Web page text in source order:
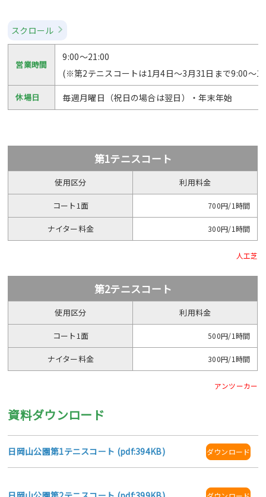
スクロール
営業時間
9:00～21:00
(※第2テニスコートは1月4日～3月31日まで9:00～
休場日 毎週月曜日（祝日の場合は翌日）・年末年始
第1テニスコート
使用区分 利用料金
コート1面 700円/1時間
ナイター料金 300円/1時間
人工芝
第2テニスコート
使用区分 利用料金
コート1面 500円/1時間
ナイター料金 300円/1時間
アンツーカー
資料ダウンロード
日岡山公園第1テニスコート (pdf:394KB) ダウンロード